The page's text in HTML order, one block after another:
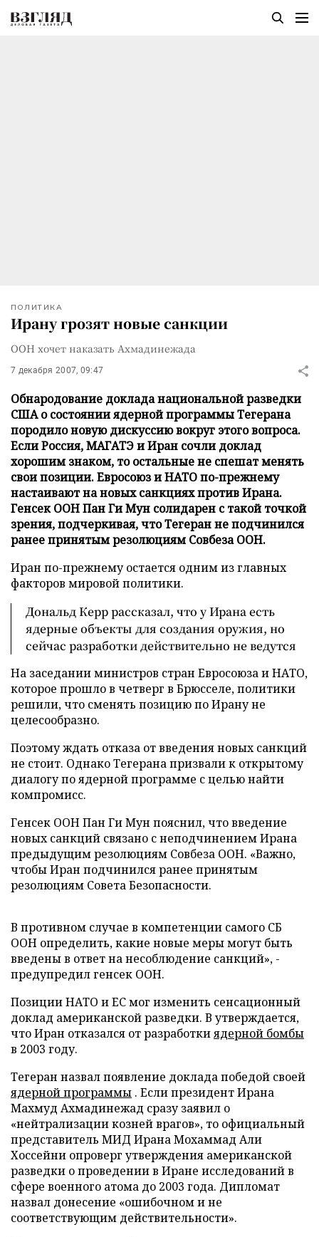
ПОЛИТИКА
Ирану грозят новые санкции
ООН хочет наказать Ахмадинежада
7 декабря 2007, 09:47
Обнародование доклада национальной разведки
США о состоянии ядерной программы Тегерана
породило новую дискуссию вокруг этого вопроса.
Если Россия, МАГАТЭ и Иран сочли доклад
хорошим знаком, то остальные не спешат менять
свои позиции. Евросоюз и НАТО по-прежнему
настаивают на новых санкциях против Ирана.
Генсек ООН Пан Ги Мун солидарен с такой точкой
зрения, подчеркивая, что Тегеран не подчинился
ранее принятым резолюциям Совбеза ООН.
Иран по-прежнему остается одним из главных
факторов мировой политики.
Дональд Керр рассказал, что у Ирана есть
ядерные объекты для создания оружия, но
сейчас разработки действительно не ведутся
На заседании министров стран Евросоюза и НАТО,
которое прошло в четверг в Брюсселе, политики
решили, что сменять позицию по Ирану не
целесообразно.
Поэтому ждать отказа от введения новых санкций
не стоит. Однако Тегерана призвали к открытому
диалогу по ядерной программе с целью найти
компромисс.
Генсек ООН Пан Ги Мун пояснил, что введение
новых санкций связано с неподчинением Ирана
предыдущим резолюциям Совбеза ООН. «Важно,
чтобы Иран подчинился ранее принятым
резолюциям Совета Безопасности.
В противном случае в компетенции самого СБ
ООН определить, какие новые меры могут быть
введены в ответ на несоблюдение санкций», -
предупредил генсек ООН.
Позиции НАТО и ЕС мог изменить сенсационный
доклад американской разведки. В утверждается,
что Иран отказался от разработкиядерной бомбы
в 2003 году.
Тегеран назвал появление доклада победой своей
ядерной программы . Если президент Ирана
Махмуд Ахмадинежад сразу заявил о
«нейтрализации козней врагов», то официальный
представитель МИД Ирана Мохаммад Али
Хоссейни опроверг утверждения американской
разведки о проведении в Иране исследований в
сфере военного атома до 2003 года. Дипломат
назвал донесение «ошибочном и не
соответствующим действительности».